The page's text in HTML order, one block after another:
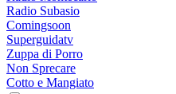
Radio Subasio
Comingsoon
Superguidatv
Zuppa di Porro
Non Sprecare
Cotto e Mangiato